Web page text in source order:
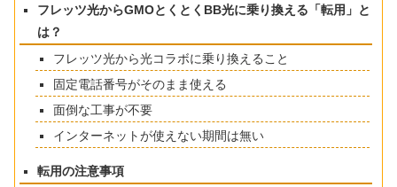
フレッツ光からGMOとくとくBB光に乗り換える「転用」と
は？
フレッツ光から光コラボに乗り換えること
固定電話番号がそのまま使える
面倒な工事が不要
インターネットが使えない期間は無い
転用の注意事項